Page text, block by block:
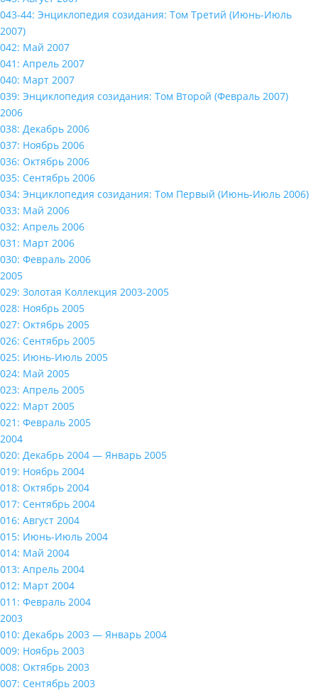
043-44: Энциклопедия созидания: Том Третий (Июнь-Июль
2007)
042: Май 2007
041: Апрель 2007
040: Март 2007
039: Энциклопедия созидания: Том Второй (Февраль 2007)
2006
038: Декабрь 2006
037: Ноябрь 2006
036: Октябрь 2006
035: Сентябрь 2006
034: Энциклопедия созидания: Том Первый (Июнь-Июль 2006)
033: Май 2006
032: Апрель 2006
031: Март 2006
030: Февраль 2006
2005
029: Золотая Коллекция 2003-2005
028: Ноябрь 2005
027: Октябрь 2005
026: Сентябрь 2005
025: Июнь-Июль 2005
024: Май 2005
023: Апрель 2005
022: Март 2005
021: Февраль 2005
2004
020: Декабрь 2004 — Январь 2005
019: Ноябрь 2004
018: Октябрь 2004
017: Сентябрь 2004
016: Август 2004
015: Июнь-Июль 2004
014: Май 2004
013: Апрель 2004
012: Март 2004
011: Февраль 2004
2003
010: Декабрь 2003 — Январь 2004
009: Ноябрь 2003
008: Октябрь 2003
007: Сентябрь 2003